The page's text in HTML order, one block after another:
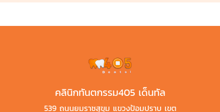
คลินิกทันตกรรม405 เด็นทัล
539 ถนนยมราชสุขุม แขวงป้อมปราบ เขต